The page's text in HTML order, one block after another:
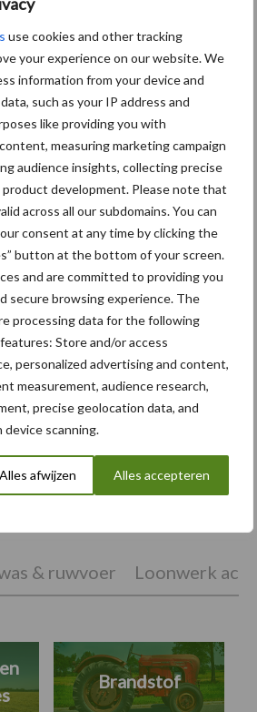
use cookies and other tracking
your experience on our website. We
information from your device and
such as your IP address and
like providing you with
measuring marketing campaign
audience insights, collecting precise
development. Please note that
across all our subdomains. You can
consent at any time by clicking the
button at the bottom of your screen.
and are committed to providing you
secure browsing experience. The
processing data for the following
Store and/or access
personalized advertising and content,
measurement, audience research,
precise geolocation data, and
scanning.
Alles afwijzen Alles accepteren
landen.
jou!
verwachtingen van
voor kouters”
Tyres breidt uit
nieuwe
breidt gamma
bulldozers uit
& ruwvoer Loonwerk
Brandstof